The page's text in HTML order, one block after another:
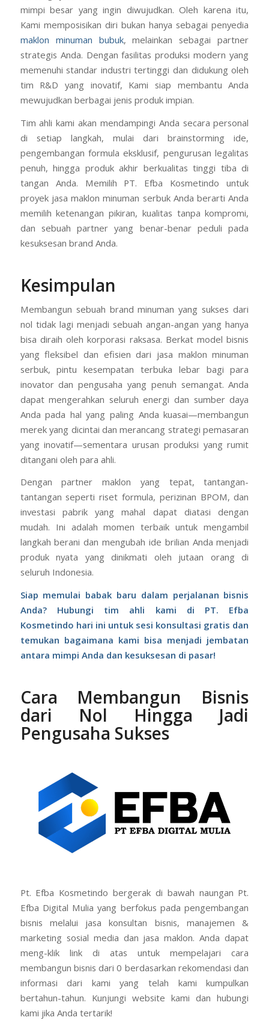
Kami memahami bahwa di balik setiap pertanyaan
tentang jasa maklon minuman serbuk, ada sebuah
mimpi besar yang ingin diwujudkan. Oleh karena itu,
Kami memposisikan diri bukan hanya sebagai penyedia
maklon minuman bubuk, melainkan sebagai partner
strategis Anda. Dengan fasilitas produksi modern yang
memenuhi standar industri tertinggi dan didukung oleh
tim R&D yang inovatif, Kami siap membantu Anda
mewujudkan berbagai jenis produk impian.
Tim ahli kami akan mendampingi Anda secara personal
di setiap langkah, mulai dari brainstorming ide,
pengembangan formula eksklusif, pengurusan legalitas
penuh, hingga produk akhir berkualitas tinggi tiba di
tangan Anda. Memilih PT. Efba Kosmetindo untuk
proyek jasa maklon minuman serbuk Anda berarti Anda
memilih ketenangan pikiran, kualitas tanpa kompromi,
kesuksesan brand Anda.
Kesimpulan
Membangun sebuah brand minuman yang sukses dari
nol tidak lagi menjadi sebuah angan-angan yang hanya
bisa diraih oleh korporasi raksasa. Berkat model bisnis
yang fleksibel dan efisien dari jasa maklon minuman
serbuk, pintu kesempatan terbuka lebar bagi para
inovator dan pengusaha yang penuh semangat. Anda
dapat mengerahkan seluruh energi dan sumber daya
Anda pada hal yang paling Anda kuasai—membangun
merek yang dicintai dan merancang strategi pemasaran
yang inovatif—sementara urusan produksi yang rumit
ditangani oleh para ahli.
Dengan partner maklon yang tepat, tantangan-
tantangan seperti riset formula, perizinan BPOM, dan
investasi pabrik yang mahal dapat diatasi dengan
mudah. Ini adalah momen terbaik untuk mengambil
langkah berani dan mengubah ide brilian Anda menjadi
produk nyata yang dinikmati oleh jutaan orang di
seluruh Indonesia.
Siap memulai babak baru dalam perjalanan bisnis
Anda? Hubungi tim ahli kami di PT. Efba
Kosmetindo hari ini untuk sesi konsultasi gratis dan
antara mimpi Anda dan kesuksesan di pasar!
Cara Membangun Bisnis
dari Nol Hingga Jadi
Pengusaha Sukses
Pt. Efba Kosmetindo bergerak di bawah naungan Pt.
Efba Digital Mulia yang berfokus pada pengembangan
bisnis melalui jasa konsultan bisnis, manajemen &
marketing sosial media dan jasa maklon. Anda dapat
meng-klik link di atas untuk mempelajari cara
membangun bisnis dari 0 berdasarkan rekomendasi dan
informasi dari kami yang telah kami kumpulkan